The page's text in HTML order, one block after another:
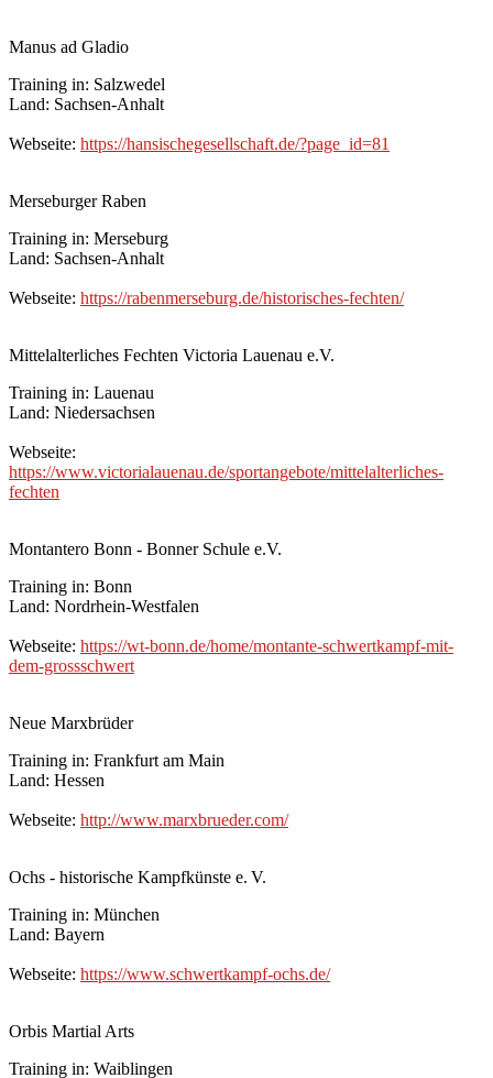
Manus ad Gladio
Training in: Salzwedel
Land: Sachsen-Anhalt
Webseite: https://hansischegesellschaft.de/?page_id=81
Merseburger Raben
Training in: Merseburg
Land: Sachsen-Anhalt
Webseite: https://rabenmerseburg.de/historisches-fechten/
Mittelalterliches Fechten Victoria Lauenau e.V.
Training in: Lauenau
Land: Niedersachsen
Webseite:
https://www.victorialauenau.de/sportangebote/mittelalterliches-
fechten
Montantero Bonn - Bonner Schule e.V.
Training in: Bonn
Land: Nordrhein-Westfalen
Webseite: https://wt-bonn.de/home/montante-schwertkampf-mit-
dem-grossschwert
Neue Marxbrüder
Training in: Frankfurt am Main
Land: Hessen
Webseite: http://www.marxbrueder.com/
Ochs - historische Kampfkünste e. V.
Training in: München
Land: Bayern
Webseite: https://www.schwertkampf-ochs.de/
Orbis Martial Arts
Training in: Waiblingen